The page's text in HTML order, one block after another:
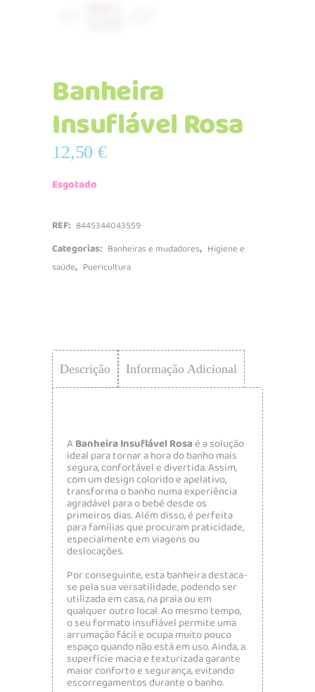
Banheira
Insuflável Rosa
12,50€
Esgotado
REF: 8445344043559
Categorias: Banheiras e mudadores, Higiene e
saúde, Puericultura
Descrição Informação Adicional
ABanheira Insuflável Rosaé a solução
ideal para tornar a hora do banho mais
segura, confortável e divertida. Assim,
com um design colorido e apelativo,
transforma o banho numa experiência
agradável para o bebé desde os
primeiros dias. Além disso, é perfeita
para famílias que procuram praticidade,
especialmente em viagens ou
deslocações.
Por conseguinte, esta banheira destaca-
se pela sua versatilidade, podendo ser
utilizada em casa, na praia ou em
qualquer outro local. Ao mesmo tempo,
o seu formato insuflável permite uma
arrumação fácil e ocupa muito pouco
espaço quando não está em uso. Ainda, a
superfície macia e texturizada garante
maior conforto e segurança, evitando
escorregamentos durante o banho.